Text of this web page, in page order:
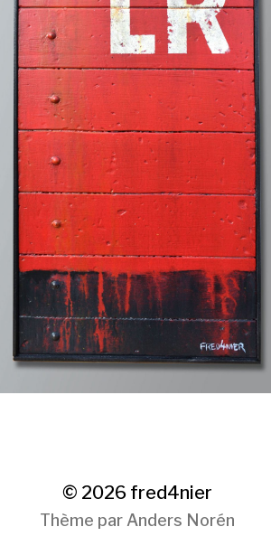
© 2026 fred4nier
Thème par Anders Norén